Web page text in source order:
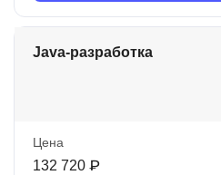
Java-разработка
Цена
132 720 ₽